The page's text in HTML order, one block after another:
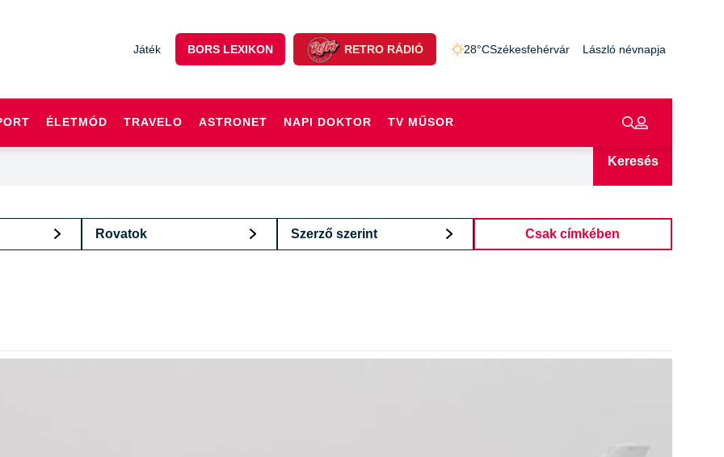
Játék BORS LEXIKON RETRO RÁDIÓ 28°CSzékesfehérvár László névnapja
ÉLETMÓD TRAVELO ASTRONET NAPI DOKTOR TV MŰSOR
Keresés
Rovatok Szerző szerint Csak címkében